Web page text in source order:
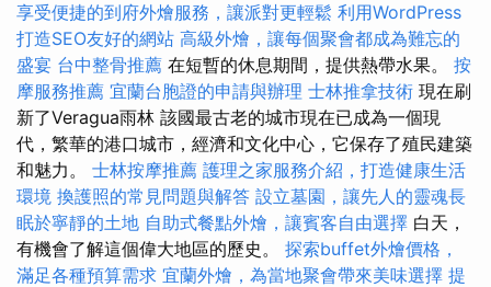
享受便捷的到府外燴服務，讓派對更輕鬆 利用WordPress
打造SEO友好的網站 高級外燴，讓每個聚會都成為難忘的
盛宴 台中整骨推薦 在短暫的休息期間，提供熱帶水果。 按
摩服務推薦 宜蘭台胞證的申請與辦理 士林推拿技術 現在刷
新了Veragua雨林 該國最古老的城市現在已成為一個現
代，繁華的港口城市，經濟和文化中心，它保存了殖民建築
和魅力。 士林按摩推薦 護理之家服務介紹，打造健康生活
環境 換護照的常見問題與解答 設立墓園，讓先人的靈魂長
眠於寧靜的土地 自助式餐點外燴，讓賓客自由選擇 白天，
有機會了解這個偉大地區的歷史。 探索buffet外燴價格，
滿足各種預算需求 宜蘭外燴，為當地聚會帶來美味選擇 提